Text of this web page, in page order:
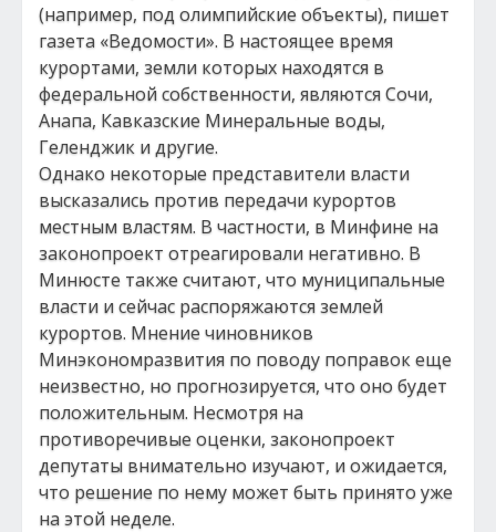
(например, под олимпийские объекты), пишет
газета «Ведомости». В настоящее время
курортами, земли которых находятся в
федеральной собственности, являются Сочи,
Анапа, Кавказские Минеральные воды,
Геленджик и другие.
Однако некоторые представители власти
высказались против передачи курортов
местным властям. В частности, в Минфине на
законопроект отреагировали негативно. В
Минюсте также считают, что муниципальные
власти и сейчас распоряжаются землей
курортов. Мнение чиновников
Минэкономразвития по поводу поправок еще
неизвестно, но прогнозируется, что оно будет
положительным. Несмотря на
противоречивые оценки, законопроект
депутаты внимательно изучают, и ожидается,
что решение по нему может быть принято уже
на этой неделе.